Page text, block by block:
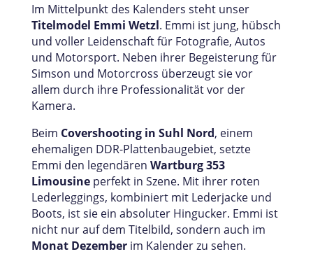
Im Mittelpunkt des Kalenders steht unser
Titelmodel Emmi Wetzl. Emmi ist jung, hübsch
und voller Leidenschaft für Fotografie, Autos
und Motorsport. Neben ihrer Begeisterung für
Simson und Motorcross überzeugt sie vor
allem durch ihre Professionalität vor der
Kamera.
Beim Covershooting in Suhl Nord, einem
ehemaligen DDR-Plattenbaugebiet, setzte
Emmi den legendären Wartburg 353
Limousineperfekt in Szene. Mit ihrer roten
Lederleggings, kombiniert mit Lederjacke und
Boots, ist sie ein absoluter Hingucker. Emmi ist
nicht nur auf dem Titelbild, sondern auch im
Monat Dezemberim Kalender zu sehen.